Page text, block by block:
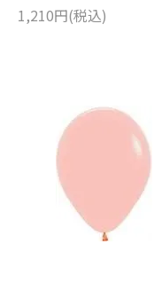
1,210円(税込)